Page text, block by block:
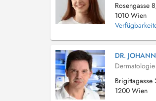
Rosengasse
1010 Wien
DR.
1200 Wien